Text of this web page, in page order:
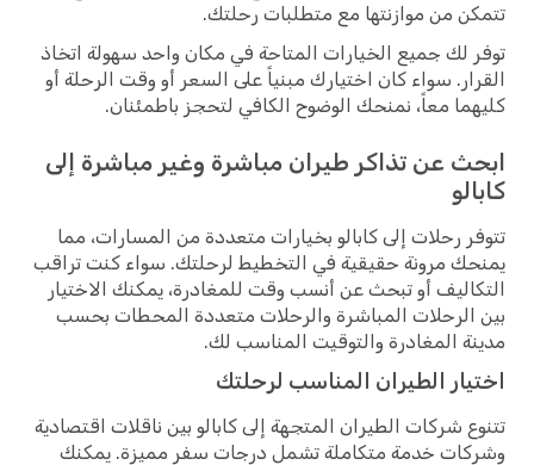
تتمكن من موازنتها مع متطلبات رحلتك.
توفر لك جميع الخيارات المتاحة في مكان واحد سهولة اتخاذ
القرار. سواء كان اختيارك مبنياً على السعر أو وقت الرحلة أو
كليهما معاً، نمنحك الوضوح الكافي لتحجز باطمئنان.
ابحث عن تذاكر طيران مباشرة وغير مباشرة إلى
كابالو
تتوفر رحلات إلى كابالو بخيارات متعددة من المسارات، مما
يمنحك مرونة حقيقية في التخطيط لرحلتك. سواء كنت تراقب
التكاليف أو تبحث عن أنسب وقت للمغادرة، يمكنك الاختيار
بين الرحلات المباشرة والرحلات متعددة المحطات بحسب
مدينة المغادرة والتوقيت المناسب لك.
اختيار الطيران المناسب لرحلتك
تتنوع شركات الطيران المتجهة إلى كابالو بين ناقلات اقتصادية
وشركات خدمة متكاملة تشمل درجات سفر مميزة. يمكنك